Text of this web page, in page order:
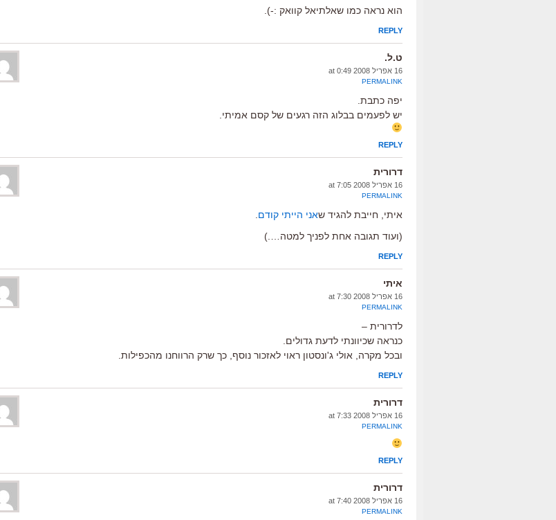
הוא נראה כמו שאלתיאל קוואק :-).
REPLY
ט.ל.
16 אפריל 2008 at 0:49
PERMALINK
יפה כתבת.
יש לפעמים בבלוג הזה רגעים של קסם אמיתי.
REPLY
דרורית
16 אפריל 2008 at 7:05
PERMALINK
איתי, חייבת להגיד שאני הייתי קודם
(ועוד תגובה אחת לפניך למטה….)
REPLY
איתי
16 אפריל 2008 at 7:30
PERMALINK
לדרורית –
כנראה שכיוונתי לדעת גדולים.
ובכל מקרה, אולי ג'ונסטון ראוי לאזכור נוסף, כך שרק הרווחנו מהכפילות.
REPLY
דרורית
16 אפריל 2008 at 7:33
PERMALINK
REPLY
דרורית
16 אפריל 2008 at 7:40
PERMALINK